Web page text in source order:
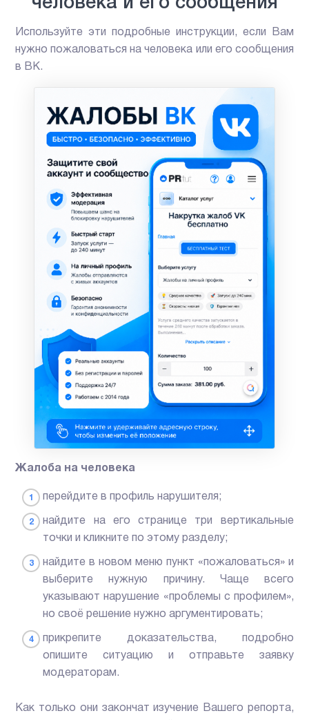
человека и его сообщения
Используйте эти подробные инструкции, если Вам
нужно пожаловаться на человека или его сообщения
в ВК.
Жалоба на человека
перейдите в профиль нарушителя;
найдите на его странице три вертикальные
точки и кликните по этому разделу;
найдите в новом меню пункт «пожаловаться» и
выберите нужную причину. Чаще всего
указывают нарушение «проблемы с профилем»,
но своё решение нужно аргументировать;
прикрепите доказательства, подробно
опишите ситуацию и отправьте заявку
модераторам.
Как только они закончат изучение Вашего репорта,